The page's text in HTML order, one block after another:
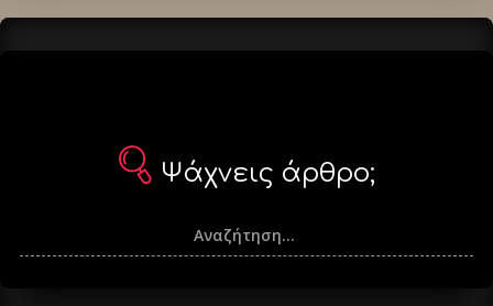
Ψάχνεις άρθρο;